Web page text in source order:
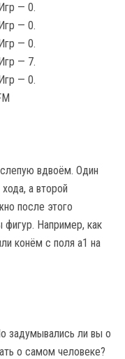
— 0.
— 0.
— 0.
— 7.
— 0.
вдвоём. Один
а второй
после этого
Например, как
конём с поля a1 на
задумывались ли вы о
о самом человеке?